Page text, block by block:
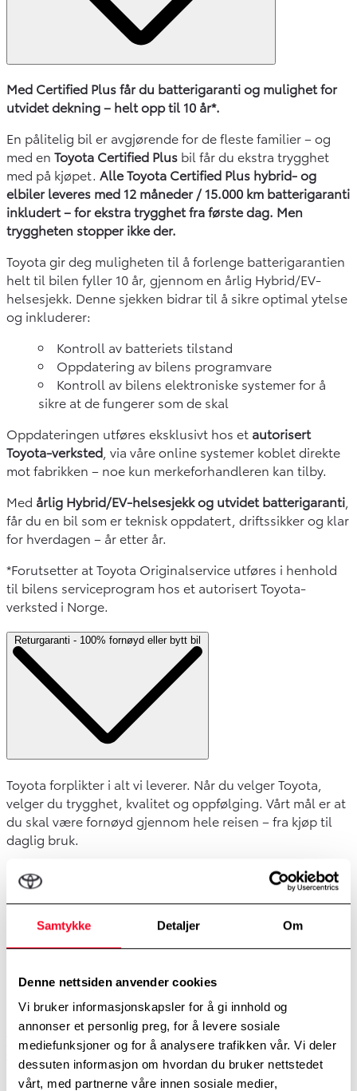
Samtykke Detaljer Om
Denne nettsiden anvender cookies
Vi bruker informasjonskapsler for å gi innhold og
annonser et personlig preg, for å levere sosiale
mediefunksjoner og for å analysere trafikken vår. Vi deler
dessuten informasjon om hvordan du bruker nettstedet
vårt, med partnerne våre innen sosiale medier,
Med Certified Plus får du batterigaranti og mulighet for
utvidet dekning – helt opp til 10 år*.
En pålitelig bil er avgjørende for de fleste familier – og
med en Toyota Certified Plus bil får du ekstra trygghet
med på kjøpet. Alle Toyota Certified Plus hybrid- og
elbiler leveres med 12 måneder / 15.000 km batterigaranti
inkludert – for ekstra trygghet fra første dag. Men
tryggheten stopper ikke der.
Toyota gir deg muligheten til å forlenge batterigarantien
helt til bilen fyller 10 år, gjennom en årlig Hybrid/EV-
helsesjekk. Denne sjekken bidrar til å sikre optimal ytelse
og inkluderer:
Kontroll av batteriets tilstand
Oppdatering av bilens programvare
Kontroll av bilens elektroniske systemer for å
sikre at de fungerer som de skal
Oppdateringen utføres eksklusivt hos et autorisert
Toyota-verksted , via våre online systemer koblet direkte
mot fabrikken – noe kun merkeforhandleren kan tilby.
Med årlig Hybrid/EV-helsesjekk og utvidet batterigaranti
får du en bil som er teknisk oppdatert, driftssikker og klar
for hverdagen – år etter år.
*Forutsetter at Toyota Originalservice utføres i henhold
til bilens serviceprogram hos et autorisert Toyota-
verksted i Norge.
Returgaranti - 100% fornøyd eller bytt bil
Toyota forplikter i alt vi leverer. Når du velger Toyota,
velger du trygghet, kvalitet og oppfølging. Vårt mål er at
du skal være fornøyd gjennom hele reisen – fra kjøp til
daglig bruk.
Skulle du mot formodning ikke være fornøyd, kan du
innen 30 dager eller maks 1.000 kjørte kilometer bytte
bilen i en annen bruktbil i samme eller høyere prisklasse
som finnes på lager hos forhandleren.
– som finansering, forsikring, registreringsgebyrer,
dekkes av kunden.
Toyota Certified Plus - KundeløftetToyota Certified Plus -